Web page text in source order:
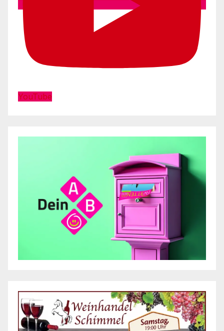
YouTube